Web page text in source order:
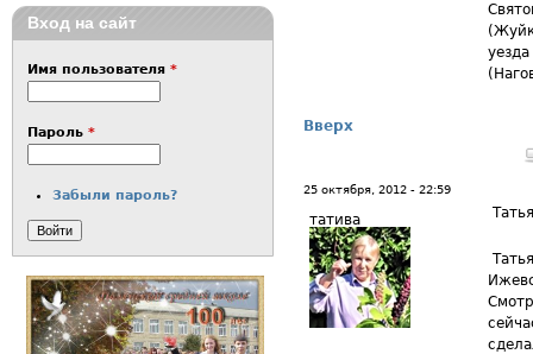
Вверх
25 октября, 2012 - 22:59
татива
Вход на сайт
Имя пользователя *
Пароль *
Забыли пароль?